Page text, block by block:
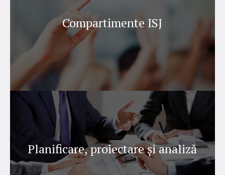
Compartimente ISJ
Planificare, proiectare şi analiză